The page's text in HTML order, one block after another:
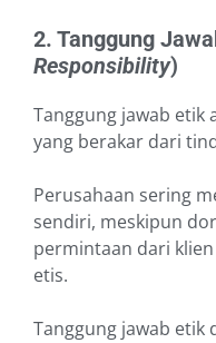
2. Tanggung
Responsibility)
Tanggung jawab etik
yang berakar dari
Perusahaan sering
sendiri, meskipun
permintaan dari
etis.
Tanggung jawab etik